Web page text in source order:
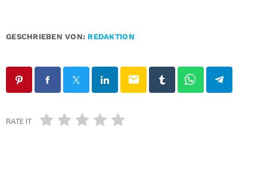
GESCHRIEBEN VON: REDAKTION
email
RATE IT